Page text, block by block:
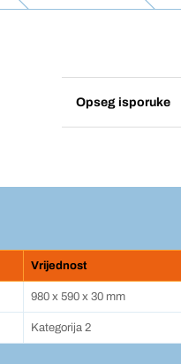
Opseg isporuke
Vrijednost
980 x 590 x 30 mm
Kategorija 2